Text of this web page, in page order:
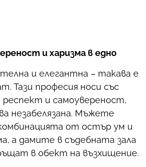
и харизма в едно
и елегантна – такава е
Тази професия носи със
респект и самоувереност,
незабелязана. Мъжете
от остър ум и
а дамите в съдебната зала
в обект на възхищение.